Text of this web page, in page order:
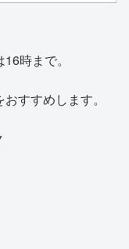
時まで。
すすめします。